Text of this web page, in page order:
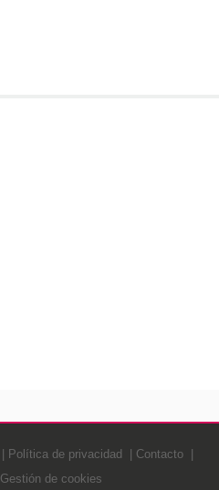
Política de privacidad
Contacto
Gestión de cookies